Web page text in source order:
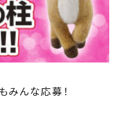
みんな応募！